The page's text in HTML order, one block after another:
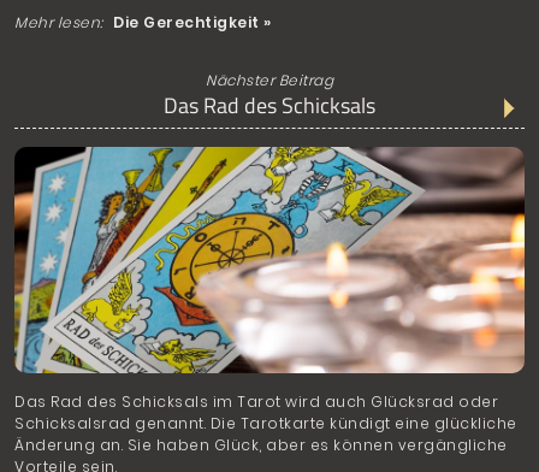
Mehr lesen: Die Gerechtigkeit »
Nächster Beitrag
Das Rad des Schicksals
Das Rad des Schicksals im Tarot wird auch Glücksrad oder
Schicksalsrad genannt. Die Tarotkarte kündigt eine glückliche
Änderung an. Sie haben Glück, aber es können vergängliche
Vorteile sein.